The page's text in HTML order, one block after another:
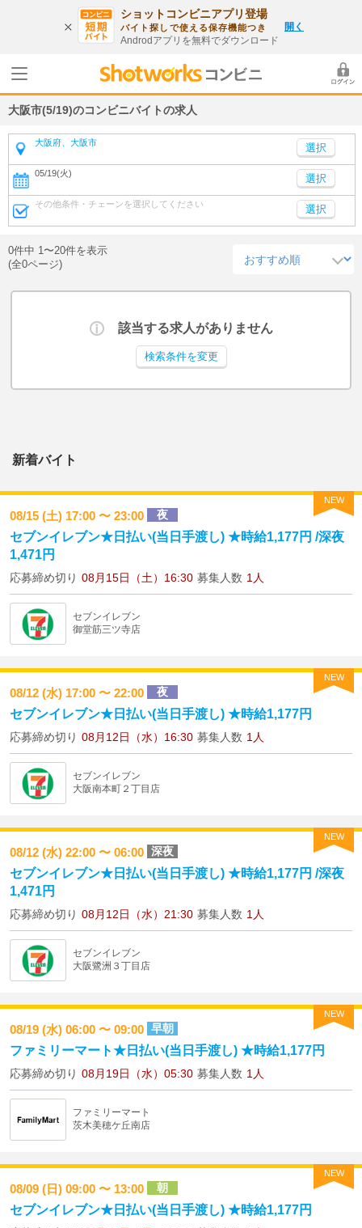
ショットコンビニアプリ登場
バイト探しで使える保存機能つき
Androdアプリを無料でダウンロード
開く
大阪市(5/19)のコンビニバイトの求人
大阪府、大阪市
05/19(火) 選択
その他条件・チェーンを選択してください 選択
0件中 1〜20件を表示
(全0ページ)
該当する求人がありません
検索条件を変更
新着バイト
NEW
08/15 (土) 17:00 〜 23:00 夜
セブンイレブン★日払い(当日手渡し) ★時給1,177円 /深夜
1,471円
応募締め切り 08月15日（土）16:30 募集人数 1人
セブンイレブン
御堂筋三ツ寺店
NEW
08/12 (水) 17:00 〜 22:00 夜
セブンイレブン★日払い(当日手渡し) ★時給1,177円
応募締め切り 08月12日（水）16:30 募集人数 1人
セブンイレブン
大阪南本町２丁目店
NEW
08/12 (水) 22:00 〜 06:00 深夜
セブンイレブン★日払い(当日手渡し) ★時給1,177円 /深夜
1,471円
応募締め切り 08月12日（水）21:30 募集人数 1人
セブンイレブン
大阪鷺洲３丁目店
NEW
08/19 (水) 06:00 〜 09:00 早朝
ファミリーマート★日払い(当日手渡し) ★時給1,177円
応募締め切り 08月19日（水）05:30 募集人数 1人
ファミリーマート
茨木美穂ケ丘南店
NEW
08/09 (日) 09:00 〜 13:00 朝
セブンイレブン★日払い(当日手渡し) ★時給1,177円